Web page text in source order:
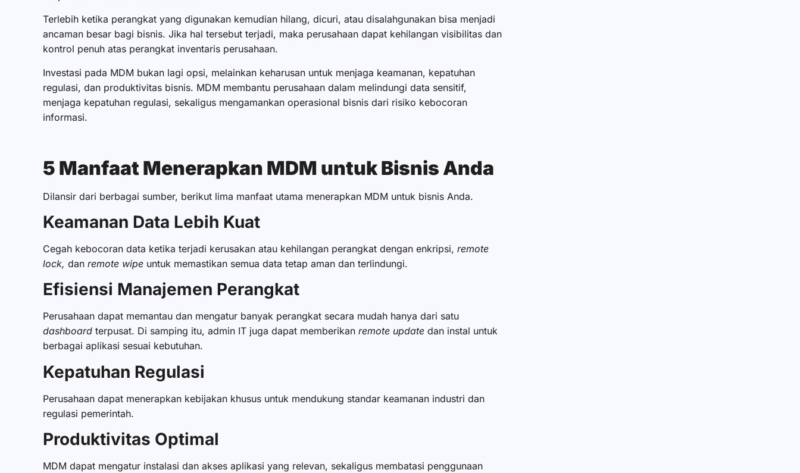
Terlebih ketika perangkat yang digunakan kemudian hilang, dicuri, atau disalahgunakan bisa menjadi
ancaman besar bagi bisnis. Jika hal tersebut terjadi, maka perusahaan dapat kehilangan visibilitas dan
kontrol penuh atas perangkat inventaris perusahaan.
Investasi pada MDM bukan lagi opsi, melainkan keharusan untuk menjaga keamanan, kepatuhan
regulasi, dan produktivitas bisnis. MDM membantu perusahaan dalam melindungi data sensitif,
menjaga kepatuhan regulasi, sekaligus mengamankan operasional bisnis dari risiko kebocoran
informasi.
5 Manfaat Menerapkan MDM untuk Bisnis Anda
Dilansir dari berbagai sumber, berikut lima manfaat utama menerapkan MDM untuk bisnis Anda.
Keamanan Data Lebih Kuat
Cegah kebocoran data ketika terjadi kerusakan atau kehilangan perangkat dengan enkripsi, remote
lock, dan remote wipe untuk memastikan semua data tetap aman dan terlindungi.
Efisiensi Manajemen Perangkat
Perusahaan dapat memantau dan mengatur banyak perangkat secara mudah hanya dari satu
dashboard terpusat. Di samping itu, admin IT juga dapat memberikan remote update dan instal untuk
berbagai aplikasi sesuai kebutuhan.
Kepatuhan Regulasi
Perusahaan dapat menerapkan kebijakan khusus untuk mendukung standar keamanan industri dan
regulasi pemerintah.
Produktivitas Optimal
MDM dapat mengatur instalasi dan akses aplikasi yang relevan, sekaligus membatasi penggunaan